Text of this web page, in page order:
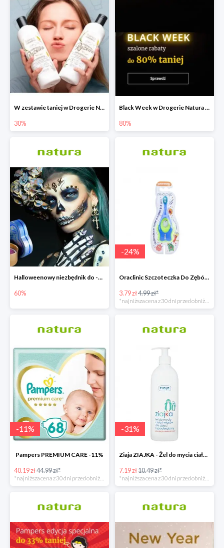
W zestawie taniej w Drogerie Natura do -30%
30%
Black Week w Drogerie Natura do -80%
80%
Halloweenowy niezbędnik do -60% taniej
60%
-24%
Oraclinic Szczoteczka Do Zębów Dla Dzieci 0-3 Lata Bardzo Miękka -24%
3.79 zł4.99 zł*
-11%
Pampers PREMIUM CARE -11%
40.19 zł44.99 zł*
*najniższa cena z 30 dni przed obniżką
-31%
Ziaja ZIAJKA - Żel do mycia ciała i włosów dla dzieci -31%
7.19 zł10.49 zł*
*najniższa cena z 30 dni przed obniżką